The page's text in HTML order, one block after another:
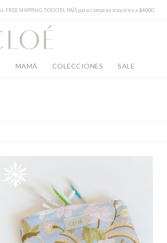
MAMÁ COLECCIONES SALE
FREE SHIPPING TODO EL PAÍS para compras mayores a $4000